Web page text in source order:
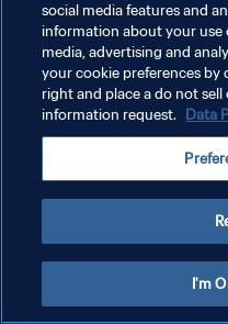
POLÍTICA DE PRIVACIDADE
TERMOS DE SERVIÇO
ADMINISTRAR AS
social media features and
information about your use
media, advertising and
your cookie preferences
right and place a do not
information request. Data
I'm